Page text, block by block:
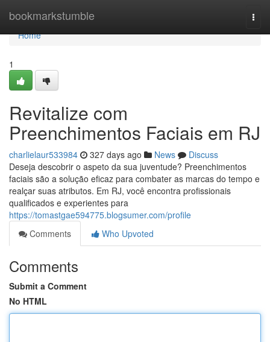
bookmarkstumble
Home
Home
1
Revitalize com
Preenchimentos Faciais em RJ
charlielaur533984 327 days ago News
Discuss
Deseja descobrir o aspeto da sua juventude? Preenchimentos
faciais são a solução eficaz para combater as marcas do tempo e
realçar suas atributos. Em RJ, você encontra profissionais
qualificados e experientes para
https://tomastgae594775.blogsumer.com/profile
Comments
Who Upvoted
Comments
Submit a Comment
No HTML